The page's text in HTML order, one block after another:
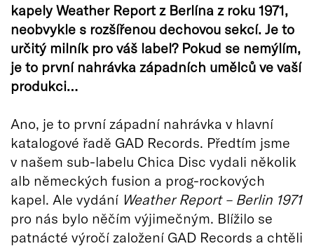
kapely Weather Report z Berlína z roku 1971,
neobvykle s rozšířenou dechovou sekcí. Je to
určitý milník pro váš label? Pokud se nemýlím,
je to první nahrávka západních umělců ve vaší
produkci…
Ano, je to první západní nahrávka v hlavní
katalogové řadě GAD Records. Předtím jsme
v našem sub-labelu Chica Disc vydali několik
alb německých fusion a prog-rockových
kapel. Ale vydání Weather Report – Berlin 1971
pro nás bylo něčím výjimečným. Blížilo se
patnácté výročí založení GAD Records a chtěli